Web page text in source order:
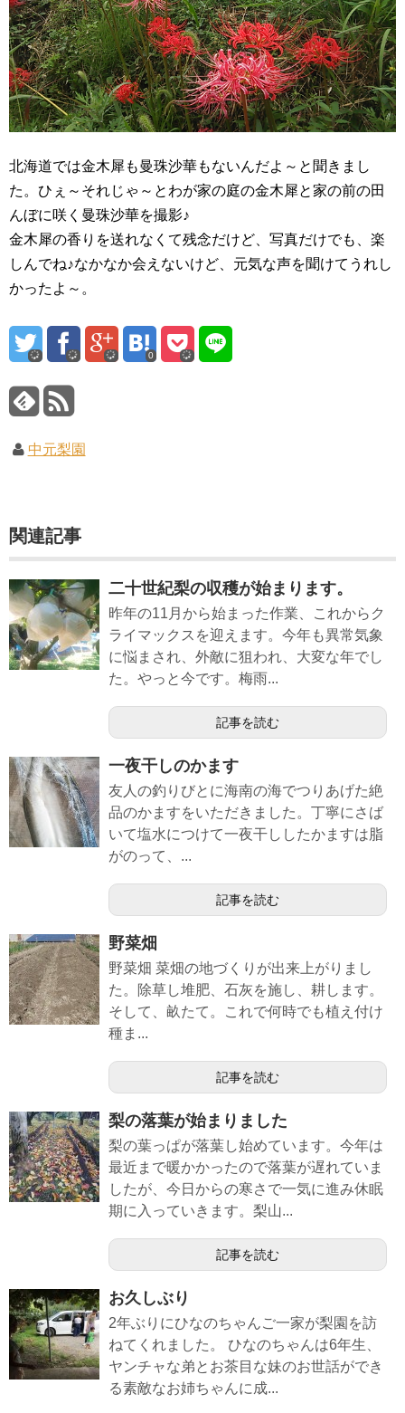
北海道では金木犀も曼珠沙華もないんだよ～と聞きまし
た。ひぇ～それじゃ～とわが家の庭の金木犀と家の前の田
んぼに咲く曼珠沙華を撮影♪
金木犀の香りを送れなくて残念だけど、写真だけでも、楽
しんでね♪なかなか会えないけど、元気な声を聞けてうれし
かったよ～。
0
中元梨園
関連記事
二十世紀梨の収穫が始まります。
昨年の11月から始まった作業、これからク
ライマックスを迎えます。今年も異常気象
に悩まされ、外敵に狙われ、大変な年でし
た。やっと今です。梅雨...
記事を読む
一夜干しのかます
友人の釣りびとに海南の海でつりあげた絶
品のかますをいただきました。丁寧にさば
いて塩水につけて一夜干ししたかますは脂
がのって、...
記事を読む
野菜畑
野菜畑 菜畑の地づくりが出来上がりまし
た。除草し堆肥、石灰を施し、耕します。
そして、畝たて。これで何時でも植え付け
種ま...
記事を読む
梨の落葉が始まりました
梨の葉っぱが落葉し始めています。今年は
最近まで暖かかったので落葉が遅れていま
したが、今日からの寒さで一気に進み休眠
期に入っていきます。梨山...
記事を読む
お久しぶり
2年ぶりにひなのちゃんご一家が梨園を訪
ねてくれました。 ひなのちゃんは6年生、
ヤンチャな弟とお茶目な妹のお世話ができ
る素敵なお姉ちゃんに成...